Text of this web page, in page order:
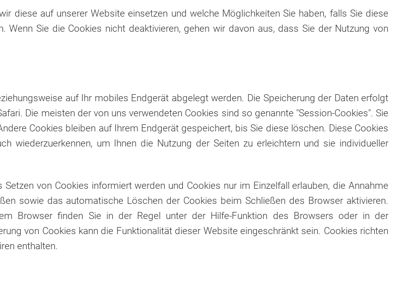
diese auf unserer Website einsetzen und welche Möglichkeiten Sie haben, falls Sie diese
Wenn Sie die Cookies nicht deaktivieren, gehen wir davon aus, dass Sie der Nutzung von
auf Ihr mobiles Endgerät abgelegt werden. Die Speicherung der Daten erfolgt
Die meisten der von uns verwendeten Cookies sind so genannte "Session-Cookies". Sie
Cookies bleiben auf Ihrem Endgerät gespeichert, bis Sie diese löschen. Diese Cookies
wiederzuerkennen, um Ihnen die Nutzung der Seiten zu erleichtern und sie individueller
von Cookies informiert werden und Cookies nur im Einzelfall erlauben, die Annahme
sowie das automatische Löschen der Cookies beim Schließen des Browser aktivieren.
Browser finden Sie in der Regel unter der Hilfe-Funktion des Browsers oder in der
von Cookies kann die Funktionalität dieser Website eingeschränkt sein. Cookies richten
enthalten.